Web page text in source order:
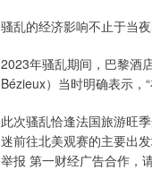
骚乱的经济影响不止于当
2023年骚乱期间，巴黎酒
Bézieux）当时明确表示，
此次骚乱恰逢法国旅游旺
迷前往北美观赛的主要出发
举报 第一财经广告合作，